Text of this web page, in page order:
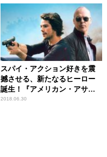
スパイ・アクション好きを震
撼させる、新たなるヒーロー
誕生！『アメリカン・アサシ
ン』
2018.06.30